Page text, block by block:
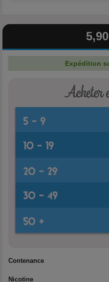
Expédition
Contenance
Nicotine